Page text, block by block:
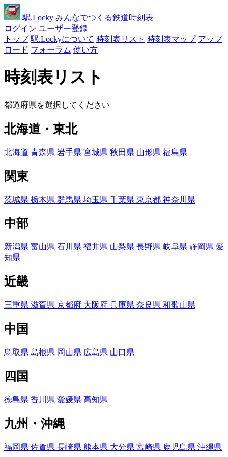
駅.Locky みんなでつくる鉄道時刻表
ログイン ユーザー登録
トップ 駅.Lockyについて 時刻表リスト 時刻表マップ アップ
ロード フォーラム 使い方
時刻表リスト
都道府県を選択してください
北海道・東北
北海道 青森県 岩手県 宮城県 秋田県 山形県 福島県
関東
茨城県 栃木県 群馬県 埼玉県 千葉県 東京都 神奈川県
中部
新潟県 富山県 石川県 福井県 山梨県 長野県 岐阜県 静岡県 愛
知県
近畿
三重県 滋賀県 京都府 大阪府 兵庫県 奈良県 和歌山県
中国
鳥取県 島根県 岡山県 広島県 山口県
四国
徳島県 香川県 愛媛県 高知県
九州・沖縄
福岡県 佐賀県 長崎県 熊本県 大分県 宮崎県 鹿児島県 沖縄県